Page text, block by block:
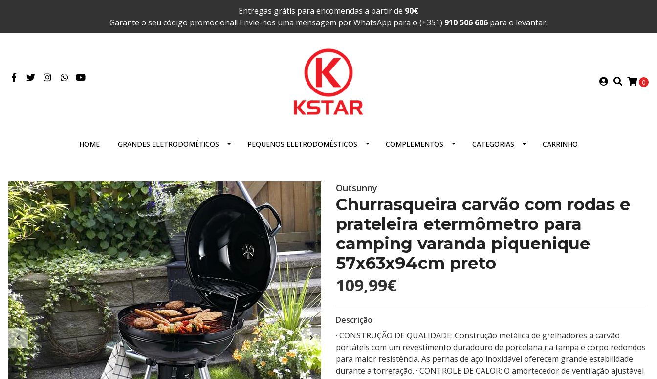
Entregas grátis para encomendas a partir de 90€
Garante o seu código promocional! Envie-nos uma mensagem por WhatsApp para o (+351) 910 506 606 para o levantar.
0
HOME GRANDES ELETRODOMÉTICOS PEQUENOS ELETRODOMÉSTICOS COMPLEMENTOS CATEGORIAS CARRINHO
Outsunny
Churrasqueira carvão com rodas e
prateleira etermômetro para
camping varanda piquenique
57x63x94cm preto
109,99€
Descrição
· CONSTRUÇÃO DE QUALIDADE: Construção metálica de grelhadores a carvão
portáteis com um revestimento duradouro de porcelana na tampa e corpo redondos
para maior resistência. As pernas de aço inoxidável oferecem grande estabilidade
durante a torrefação. · CONTROLE DE CALOR: O amortecedor de ventilação ajustável